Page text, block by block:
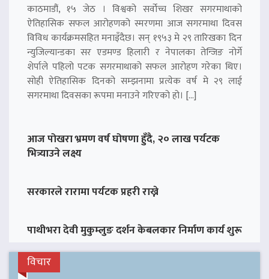
काठमाडौं, १५ जेठ । विश्वको सर्वोच्च शिखर सगरमाथाको
ऐतिहासिक सफल आरोहणको स्मरणमा आज सगरमाथा दिवस
विविध कार्यक्रमसहित मनाइँदैछ। सन् १९५३ मे २९ तारिखका दिन
न्युजिल्यान्डका सर एडमण्ड हिलारी र नेपालका तेन्जिङ नोर्गे
शेर्पाले पहिलो पटक सगरमाथाको सफल आरोहण गरेका थिए।
सोही ऐतिहासिक दिनको सम्झनामा प्रत्येक वर्ष मे २९ लाई
सगरमाथा दिवसका रूपमा मनाउने गरिएको हो। […]
आज पोखरा भ्रमण वर्ष घोषणा हुँदै, २० लाख पर्यटक
भित्र्याउने लक्ष्य
सरकारले रारामा पर्यटक प्रहरी राख्ने
पाथीभरा देवी मुकुम्लुङ दर्शन केबलकार निर्माण कार्य शुरू
विचार